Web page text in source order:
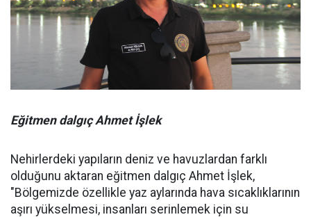
Eğitmen dalgıç Ahmet İşlek
Nehirlerdeki yapıların deniz ve havuzlardan farklı
olduğunu aktaran eğitmen dalgıç Ahmet İşlek,
"Bölgemizde özellikle yaz aylarında hava sıcaklıklarının
aşırı yükselmesi, insanları serinlemek için su